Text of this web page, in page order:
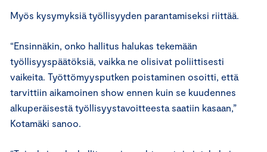
Myös kysymyksiä työllisyyden parantamiseksi riittää.
“Ensinnäkin, onko hallitus halukas tekemään
työllisyyspäätöksiä, vaikka ne olisivat poliittisesti
vaikeita. Työttömyysputken poistaminen osoitti, että
tarvittiin aikamoinen show ennen kuin se kuudennes
alkuperäisestä työllisyystavoitteesta saatiin kasaan,”
Kotamäki sanoo.